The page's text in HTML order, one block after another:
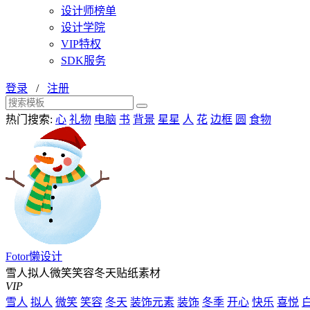
设计师榜单
设计学院
VIP特权
SDK服务
登录 / 注册
热门搜索: 心 礼物 电脑 书 背景 星星 人 花 边框 圆 食物
Fotor懒设计
雪人拟人微笑笑容冬天贴纸素材
VIP
雪人 拟人 微笑 笑容 冬天 装饰元素 装饰 冬季 开心 快乐 喜悦